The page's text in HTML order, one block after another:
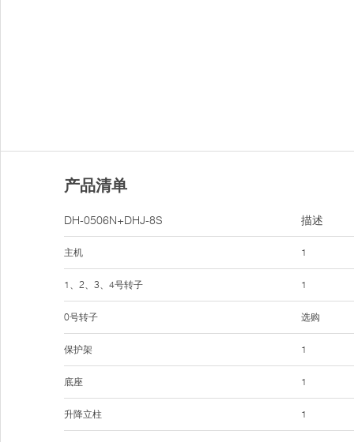
产品清单
DH-0506N+DHJ-8S
主机
1、2、3、4号转子
0号转子
保护架
底座
升降立柱
描述
1
1
选购
1
1
1